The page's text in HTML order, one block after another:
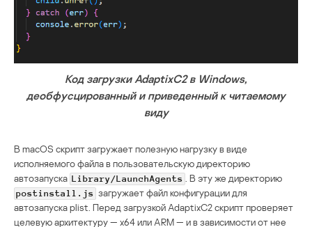
Код загрузки AdaptixC2 в Windows,
деобфусцированный и приведенный к читаемому
виду
В macOS скрипт загружает полезную нагрузку в виде
исполняемого файла в пользовательскую директорию
автозапуска Library/LaunchAgents . В эту же директорию
postinstall.js загружает файл конфигурации для
автозапуска plist. Перед загрузкой AdaptixC2 скрипт проверяет
целевую архитектуру — x64 или ARM — и в зависимости от нее